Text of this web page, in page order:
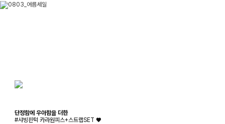
단정함에 우아함을 더한
#샤빙핀턱 카라원피스+스트랩SET ♥